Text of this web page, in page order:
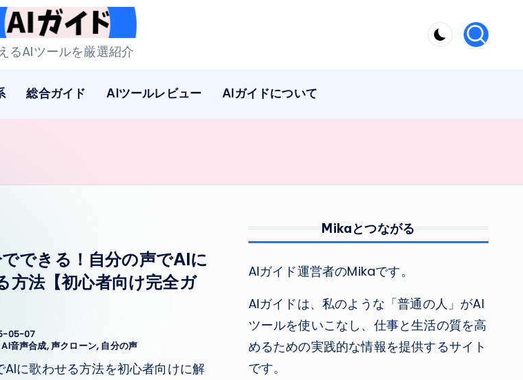
A
ガ
るAIツールを厳選紹介
総合ガイド AIツールレビュー AIガイドについて
できる！自分の声でAIに
方法【初心者向け完全ガ
05-07
AI音声合成,声クローン, 自分の声
AIに歌わせる方法を初心者向けに解
Mikaとつながる
AIガイド運営者のMikaです。
AIガイドは、私のような「普通の人」がAI
ツールを使いこなし、仕事と生活の質を高
めるための実践的な情報を提供するサイト
です。